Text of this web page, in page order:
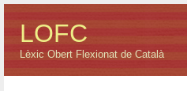
LOFC
Lèxic Obert Flexionat de Català